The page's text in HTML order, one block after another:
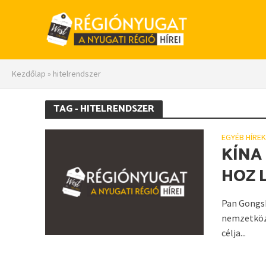
Kezdőlap » hitelrendszer
TAG - HITELRENDSZER
EGYÉB HÍREK
KÍNA
HOZ
Pan
célja...